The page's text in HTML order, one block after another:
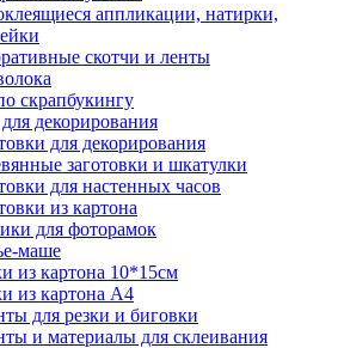
аппликации, натирки,
скотчи и ленты
скрапбукингу
декорирования
для декорирования
заготовки и шкатулки
для настенных часов
из картона
для фоторамок
маше
из картона 10*15см
из картона А4
для резки и биговки
и материалы для склеивания